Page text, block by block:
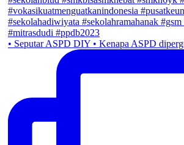
• Seputar ASPD DIY • Kenapa ASPD